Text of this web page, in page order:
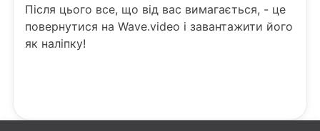
Після цього все, що від вас вимагається, - це
повернутися на Wave.video і завантажити його
як наліпку!